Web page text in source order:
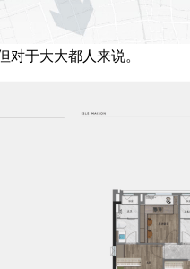
对于大大都人来说。